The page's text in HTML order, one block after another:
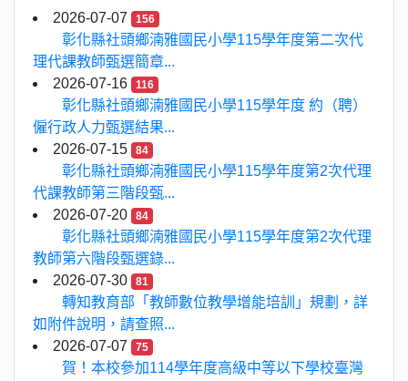
2026-07-07 156
彰化縣社頭鄉湳雅國民小學115學年度第二次代
理代課教師甄選簡章...
2026-07-16
116
彰化縣社頭鄉湳雅國民小學115學年度 約（聘）
僱行政人力甄選結果...
2026-07-15
84
彰化縣社頭鄉湳雅國民小學115學年度第2次代理
代課教師第三階段甄...
2026-07-20
84
彰化縣社頭鄉湳雅國民小學115學年度第2次代理
教師第六階段甄選錄...
2026-07-30
81
轉知教育部「教師數位教學增能培訓」規劃，詳
如附件說明，請查照...
2026-07-07
75
賀！本校參加114學年度高級中等以下學校臺灣